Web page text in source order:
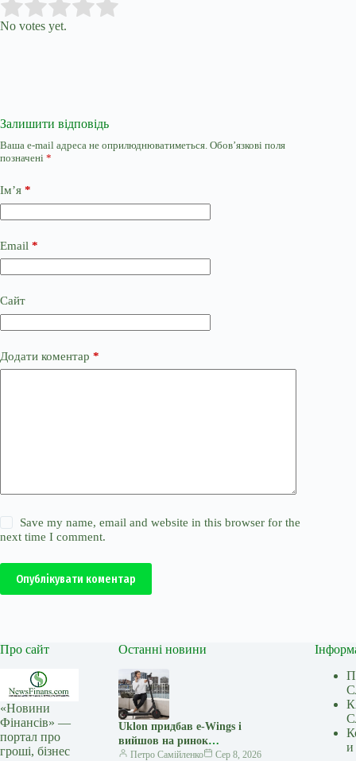
Rate this item:
No votes yet.
Залишити відповідь
Ваша e-mail адреса не оприлюднюватиметься. Обов’язкові поля
позначені *
Ім’я *
Email *
Сайт
Додати коментар *
Save my name, email and website in this browser for the
next time I comment.
Опублікувати коментар
Про сайт
«Новини
Фінансів» —
портал про
гроші, бізнес
Останні новини
Uklon придбав e-Wings і
вийшов на ринок
електросамокатів
Петро Самійленко Сер 8, 2026
и